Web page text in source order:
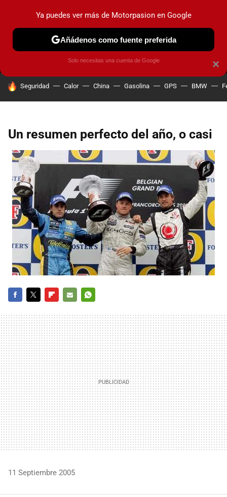
MENÚ NUEVO
COCHES ELÉCTRICOS OBSERVATORIO
HOY SE HABLA DE
Seguridad Calor China Gasolina GPS BMW
Un resumen perfecto del año, o casi
MAIL
11 Septiembre 2005
×
Ya puedes ver más de Motorpasion en Google
Añádenos como fuente preferida
Solo necesitas una cuenta de Google